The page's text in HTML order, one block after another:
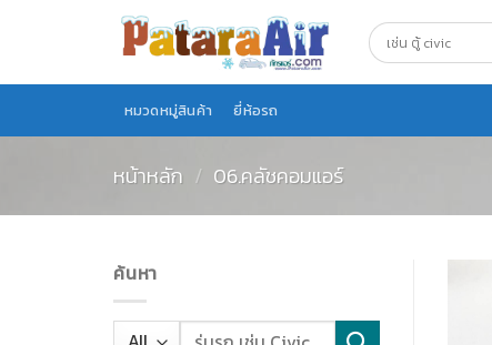
หมวดหมู่สินค้า ยี่ห้อรถ
หน้าหลัก / 06.คลัชคอมแอร์
ค้นหา